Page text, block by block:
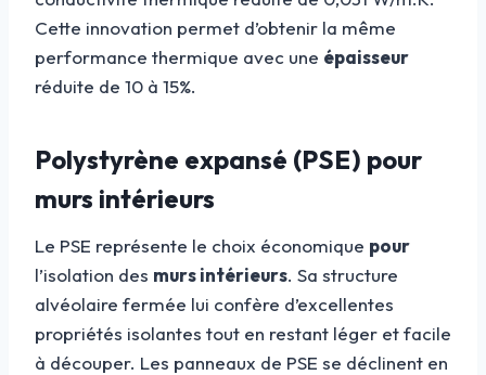
Cette innovation permet d’obtenir la même
performance thermique avec une épaisseur
réduite de 10 à 15%.
Polystyrène expansé (PSE) pour
murs intérieurs
Le PSE représente le choix économique pour
l’isolation des murs intérieurs. Sa structure
alvéolaire fermée lui confère d’excellentes
propriétés isolantes tout en restant léger et facile
à découper. Les panneaux de PSE se déclinent en